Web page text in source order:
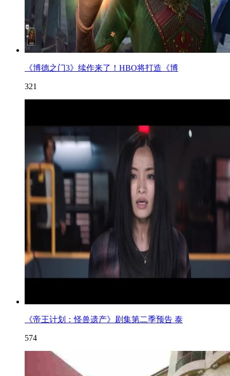
《博德之门3》续作来了！HBO将打造《博
321
《帝王计划：怪兽遗产》剧集第二季预告 泰
574